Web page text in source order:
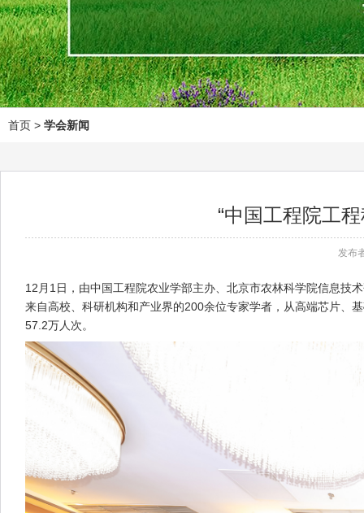
首页 > 学会新闻
“中国工程院工
发布
12月1日，由中国工程院农业学部主办、北京市农林科学院信息技
来自高校、科研机构和产业界的200余位专家学者，从高端芯片、
57.2万人次。